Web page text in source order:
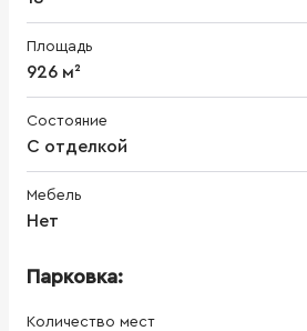
Площадь
926 м²
Состояние
С отделкой
Мебель
Нет
Парковка:
Количество мест